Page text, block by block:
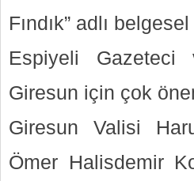
Fındık” adlı
Espiyeli Gazeteci
Giresun için çok
Giresun Valisi
Ömer Halisdemir